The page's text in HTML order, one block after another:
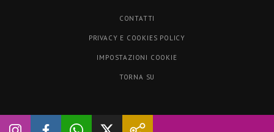
CONTATTI
PRIVACY E COOKIES POLICY
IMPOSTAZIONI COOKIE
TORNA SU